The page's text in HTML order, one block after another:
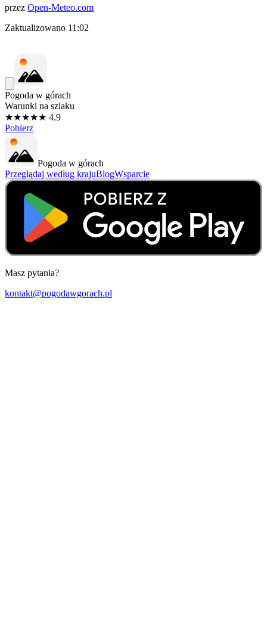
przez Open-Meteo.com
Zaktualizowano 11:02
Pogoda w górach
Warunki na szlaku
★★★★★ 4.9
Pobierz
Pogoda w górach
Przeglądaj według krajuBlogWsparcie
Masz pytania?
kontakt@pogodawgorach.pl